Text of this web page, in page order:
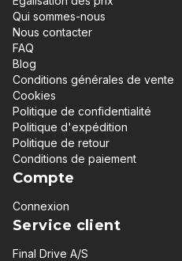
Qui sommes-nous
Nous contacter
FAQ
Blog
Conditions générales de vente
Cookies
Politique de confidentialité
Politique d'expédition
Politique de retour
Conditions de paiement
Compte
Connexion
Service client
Final Drive A/S